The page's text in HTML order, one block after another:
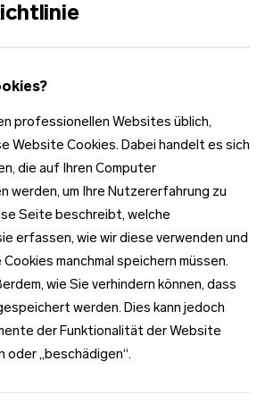
professionellen Websites üblich,
Website Cookies. Dabei handelt es sich
die auf Ihren Computer
werden, um Ihre Nutzererfahrung zu
Seite beschreibt, welche
erfassen, wie wir diese verwenden und
Cookies manchmal speichern müssen.
wie Sie verhindern können, dass
werden. Dies kann jedoch
der Funktionalität der Website
„beschädigen“.